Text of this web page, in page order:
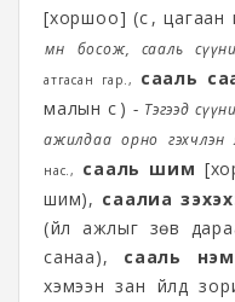
[хоршоо] (сүү,
өмнө босож, сааль
атгасан гар., сааль
малын сүү) - Тэгээд
ажилдаа орно гэхчлэн
нас., сааль шим
шим), саалиа
(үйл ажлыг зөв
санаа), сааль
хэмээн зан үйлд